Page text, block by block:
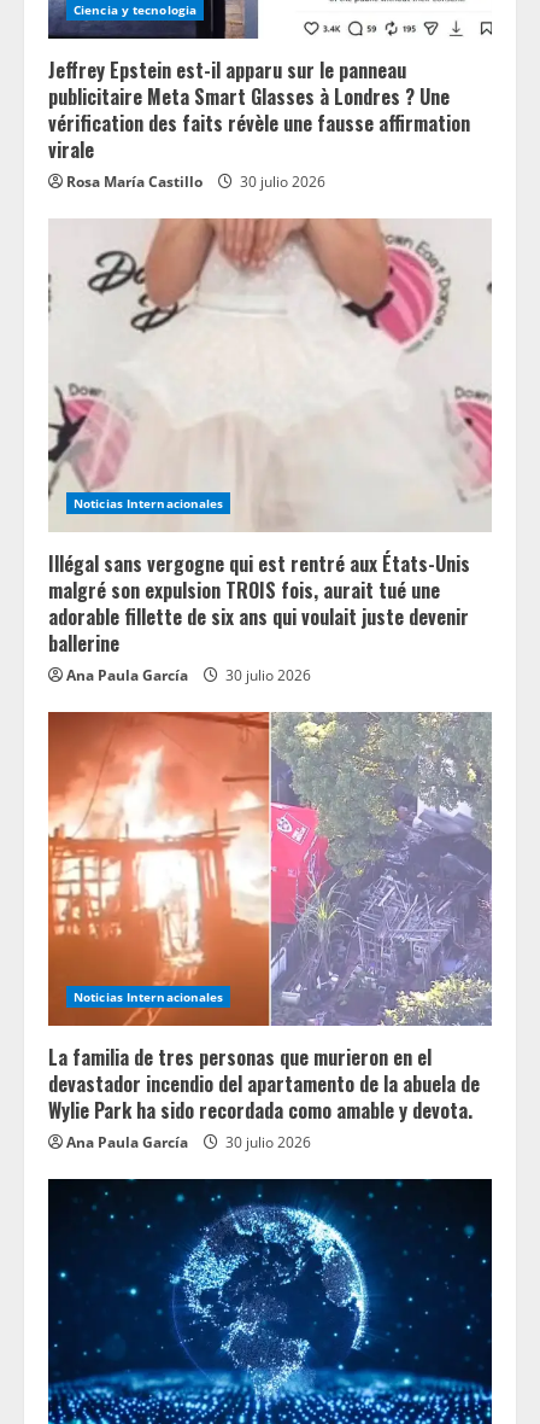
Ciencia y tecnologia
Jeffrey Epstein est-il apparu sur le panneau
publicitaire Meta Smart Glasses à Londres ? Une
vérification des faits révèle une fausse affirmation
virale
Rosa María Castillo 30 julio 2026
Noticias Internacionales
Illégal sans vergogne qui est rentré aux États-Unis
malgré son expulsion TROIS fois, aurait tué une
adorable fillette de six ans qui voulait juste devenir
ballerine
Ana Paula García 30 julio 2026
Noticias Internacionales
La familia de tres personas que murieron en el
devastador incendio del apartamento de la abuela de
Wylie Park ha sido recordada como amable y devota.
Ana Paula García 30 julio 2026